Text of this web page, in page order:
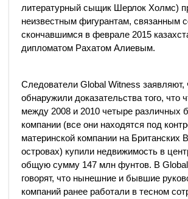
литературный сыщик Шерлок Холмс)
неизвестным фигурантам, связанным
скончавшимся в феврале 2015
дипломатом Рахатом Алиевым.
Следователи Global Witness заявляют,
обнаружили доказательства того, что
между 2008 и 2010 четыре различных
компании (все они находятся под
материнской компании на Британских
островах) купили недвижимость в
общую сумму 147 млн фунтов. В
говорят, что нынешние и бывшие
компаний ранее работали в тесном